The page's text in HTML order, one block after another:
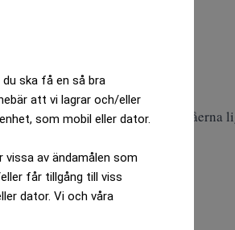
ska få en så bra
att vi lagrar och/eller
som mobil eller dator.
av ändamålen som
får tillgång till viss
dator. Vi och våra
snarare än fri navigering.
genom Hormuz, men nivåerna